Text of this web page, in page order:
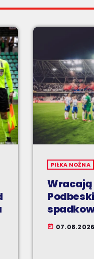
PIŁKA NOŻNA
Wracają
today